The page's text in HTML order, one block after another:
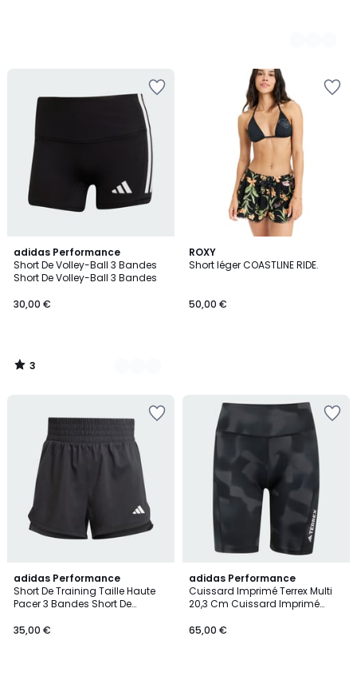
adidas Performance
Short De Volley-Ball 3 Bandes
Short De Volley-Ball 3 Bandes
30,00 €
3
/
5
3
Couleurs
3
/
ROXY
Short léger COASTLINE RIDE.
50,00 €
adidas Performance
Short De Training Taille Haute
Pacer 3 Bandes Short De
Bandes
35,00 €
4,6
/ 5
adidas Performance
Cuissard Imprimé Terrex Multi
20,3 Cm Cuissard Imprimé
65,00 €
2
Couleurs